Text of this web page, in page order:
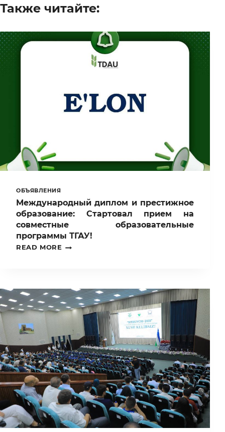
Также читайте:
ОБЪЯВЛЕНИЯ
Международный диплом и престижное
образование: Стартовал прием на
совместные образовательные
программы ТГАУ!
READ MORE
МЕЖДУНАРОДНЫЙ
СТАРТОВАЛ
ПРИЕМ
НА
СОВМЕСТНЫЕ
ОБРАЗОВАТЕЛЬНЫЕ
ПРОГРАММЫ
ТГАУ!